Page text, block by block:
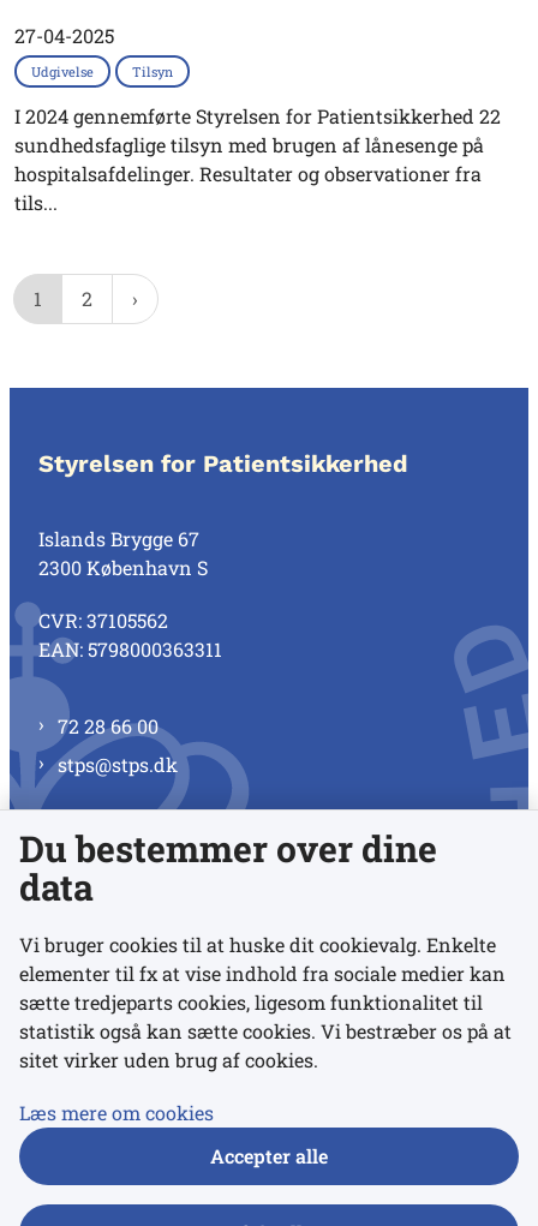
27-04-2025
Udgivelse Tilsyn
I 2024 gennemførte Styrelsen for Patientsikkerhed 22
sundhedsfaglige tilsyn med brugen af lånesenge på
hospitalsafdelinger. Resultater og observationer fra
tils...
1 2
Styrelsen for Patientsikkerhed
Islands Brygge 67
2300 København S
CVR: 37105562
EAN: 5798000363311
72 28 66 00
stps@stps.dk
Se alle kontaktnumre
Links
Udgivelser
Du bestemmer over dine
data
Vi bruger cookies til at huske dit cookievalg. Enkelte
elementer til fx at vise indhold fra sociale medier kan
sætte tredjeparts cookies, ligesom funktionalitet til
statistik også kan sætte cookies. Vi bestræber os på at
sitet virker uden brug af cookies.
Læs mere om cookies
Accepter alle